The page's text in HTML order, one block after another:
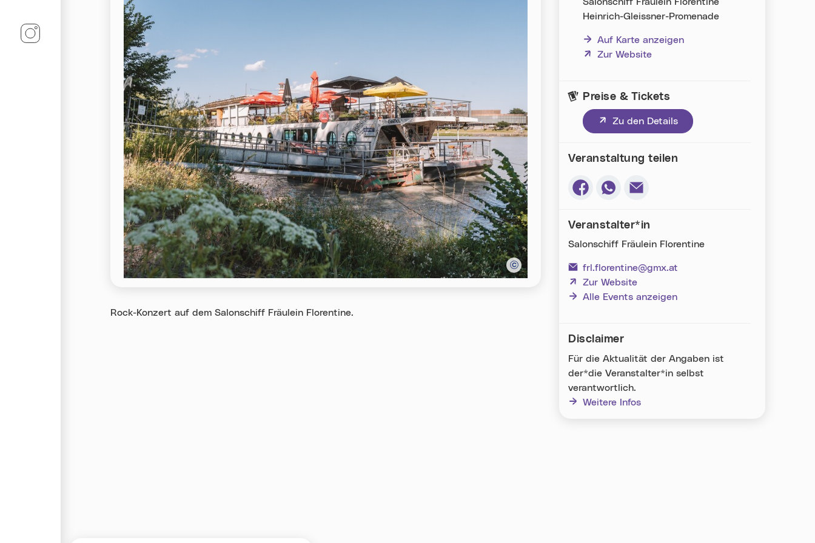
Linz-Termine auf Instagram
Rock-Konzert auf dem Salonschiff Fräulein Florentine.
Heinrich-Gleissner-Promenade
Auf Karte anzeigen
Zur Website
(neues Fenster)
Preise & Tickets
Zu den Details
(neues Fenster)
Veranstaltung teilen
Veranstalter*in
Salonschiff Fräulein Florentine
frl.florentine@gmx.at
Zur Website
(neues Fenster)
Alle Events anzeigen
Disclaimer
Für die Aktualität der Angaben ist
der*die Veranstalter*in selbst
verantwortlich.
Weitere Infos